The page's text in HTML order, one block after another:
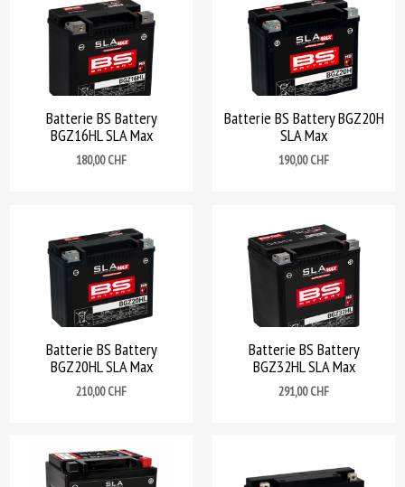
Batterie BS Battery
BGZ16HL SLA Max
Prix
180,00 CHF
Batterie BS Battery BGZ20H
SLA Max
Prix
190,00 CHF
Batterie BS Battery
BGZ20HL SLA Max
Prix
210,00 CHF
Batterie BS Battery
BGZ32HL SLA Max
Prix
291,00 CHF